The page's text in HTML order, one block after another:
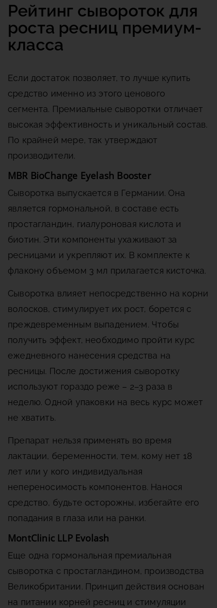
Рейтинг сывороток для
роста ресниц премиум-
класса
Если достаток позволяет, то лучше купить
средство именно из этого ценового
сегмента. Премиальные сыворотки отличает
высокая эффективность и уникальный состав.
По крайней мере, так утверждают
производители.
MBR BioChange Eyelash Booster
Сыворотка выпускается в Германии. Она
является гормональной, в составе есть
простагландин, гиалуроновая кислота и
биотин. Эти компоненты ухаживают за
ресницами и укрепляют их. В комплекте к
флакону объемом 3 мл прилагается кисточка.
Сыворотка влияет непосредственно на корни
волосков, стимулирует их рост, борется с
преждевременным выпадением. Чтобы
получить эффект, необходимо пройти курс
ежедневного нанесения средства на
ресницы. После достижения сыворотку
используют гораздо реже – 2–3 раза в
неделю. Одной упаковки на весь курс может
не хватить.
Препарат нельзя применять во время
лактации, беременности, тем, кому нет 18
лет или у кого индивидуальная
непереносимость компонентов. Нанося
средство, будьте осторожны, избегайте его
попадания в глаза или на ранки.
MontClinic LLP Evolash
Еще одна гормональная премиальная
сыворотка с простагландином, производства
Великобритании. Принцип действия основан
на питании корней ресниц и стимуляции